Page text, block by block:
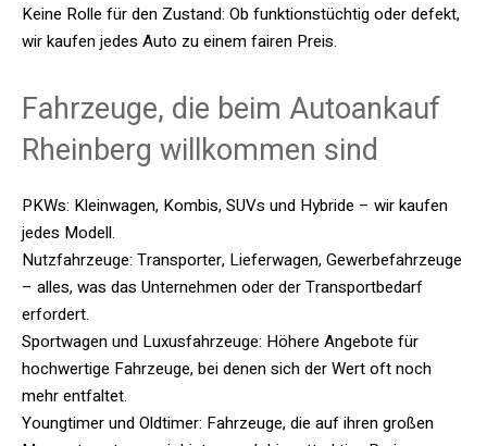
Keine Rolle für den Zustand: Ob funktionstüchtig oder defekt,
wir kaufen jedes Auto zu einem fairen Preis.
Fahrzeuge, die beim Autoankauf
Rheinberg willkommen sind
PKWs: Kleinwagen, Kombis, SUVs und Hybride – wir kaufen
jedes Modell.
Nutzfahrzeuge: Transporter, Lieferwagen, Gewerbefahrzeuge
– alles, was das Unternehmen oder der Transportbedarf
erfordert.
Sportwagen und Luxusfahrzeuge: Höhere Angebote für
hochwertige Fahrzeuge, bei denen sich der Wert oft noch
mehr entfaltet.
Youngtimer und Oldtimer: Fahrzeuge, die auf ihren großen